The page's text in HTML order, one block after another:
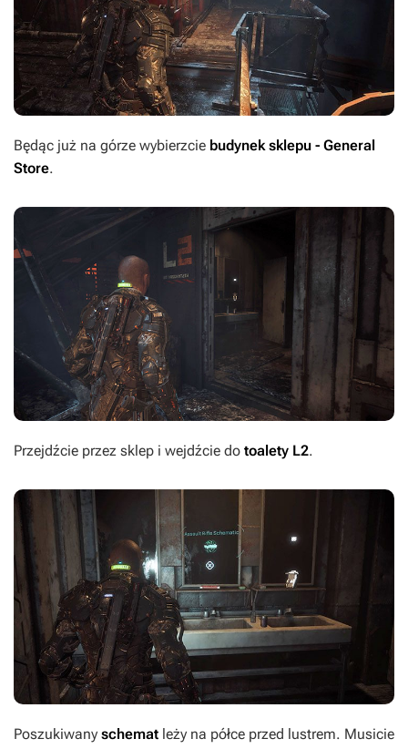
Będąc już na górze wybierzcie budynek sklepu - General
Store.
Przejdźcie przez sklep i wejdźcie do toalety L2.
Poszukiwany schemat leży na półce przed lustrem. Musicie